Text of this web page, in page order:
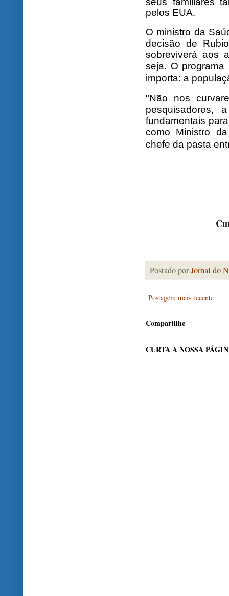
pelos EUA.
O ministro da
decisão de
sobreviverá aos
seja. O
importa: a
"Não nos
pesquisadores,
fundamentais
como Ministro
chefe da pasta
Postado porJornal do
Postagem mais recente
Compartilhe
CURTA A NOSSA